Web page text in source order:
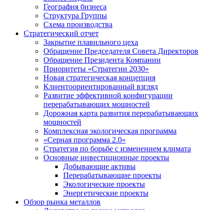
География бизнеса
Структура Группы
Схема производства
Стратегический отчет
Закрытие плавильного цеха
Обращение Председателя Совета Директоров
Обращение Президента Компании
Приоритеты «Стратегии 2030»
Новая стратегическая концепция
Клиентоориентированный взгляд
Развитие эффективной конфигурации
перерабатывающих мощностей
Дорожная карта развития перерабатывающих
мощностей
Комплексная экологическая программа
«Серная программа 2.0»
Стратегия по борьбе с изменением климата
Основные инвестиционные проекты
Добывающие активы
Перерабатывающие проекты
Экологические проекты
Энергетические проекты
Обзор рынка металлов